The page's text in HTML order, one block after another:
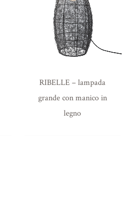
RIBELLE – lampada
grande con manico in
legno